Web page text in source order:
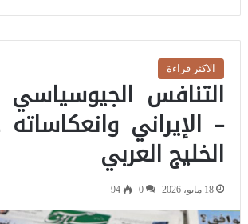
الاكثر قراءة
التنافس الجيوسياسي
– الإيراني
الخليج العربي
18 مايو، 2026 0
94